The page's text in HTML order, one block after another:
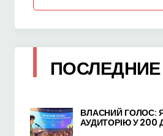
ВЛАСНИЙ ГОЛОС:
АУДИТОРІЮ У 200